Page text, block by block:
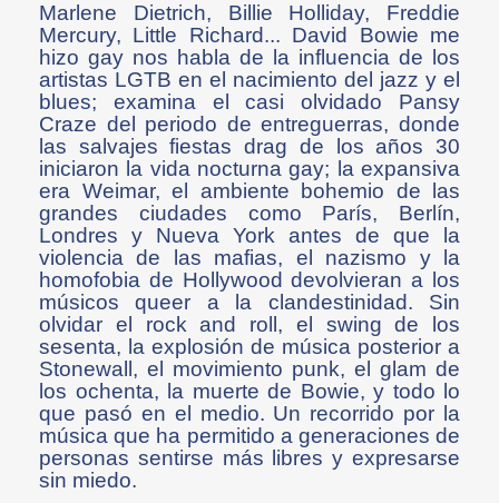
Marlene Dietrich, Billie Holliday, Freddie
Mercury, Little Richard... David Bowie me
hizo gay nos habla de la influencia de los
artistas LGTB en el nacimiento del jazz y el
blues; examina el casi olvidado Pansy
Craze del periodo de entreguerras, donde
las salvajes fiestas drag de los años 30
iniciaron la vida nocturna gay; la expansiva
era Weimar, el ambiente bohemio de las
grandes ciudades como París, Berlín,
Londres y Nueva York antes de que la
violencia de las mafias, el nazismo y la
homofobia de Hollywood devolvieran a los
músicos queer a la clandestinidad. Sin
olvidar el rock and roll, el swing de los
sesenta, la explosión de música posterior a
Stonewall, el movimiento punk, el glam de
los ochenta, la muerte de Bowie, y todo lo
que pasó en el medio. Un recorrido por la
música que ha permitido a generaciones de
personas sentirse más libres y expresarse
sin miedo.